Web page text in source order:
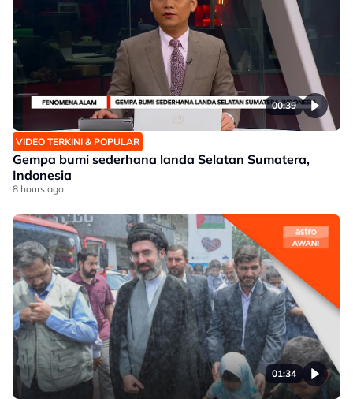
00:39
VIDEO TERKINI & POPULAR
Gempa bumi sederhana landa Selatan Sumatera,
Indonesia
8 hours ago
01:34